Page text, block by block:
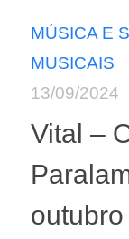
MÚSICA E
MUSICAIS
13/09/2024
Vital –